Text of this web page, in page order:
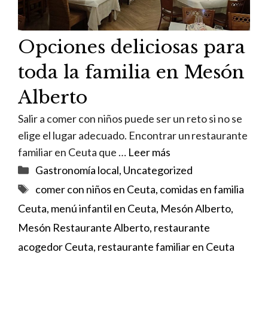
Opciones deliciosas para
toda la familia en Mesón
Alberto
Salir a comer con niños puede ser un reto si no se
elige el lugar adecuado. Encontrar un restaurante
familiar en Ceuta que … Leer más
Categorías
Gastronomía local, Uncategorized
Etiquetas
comer con niños en Ceuta, comidas en familia
Ceuta, menú infantil en Ceuta, Mesón Alberto,
Mesón Restaurante Alberto, restaurante
acogedor Ceuta, restaurante familiar en Ceuta